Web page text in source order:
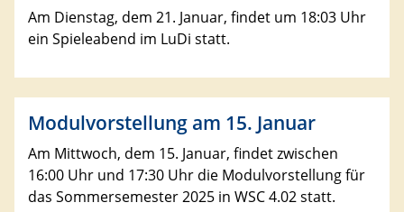
Am Dienstag, dem 21. Januar, findet um 18:03 Uhr
ein Spieleabend im LuDi statt.
Modulvorstellung am 15. Januar
Am Mittwoch, dem 15. Januar, findet zwischen
16:00 Uhr und 17:30 Uhr die Modulvorstellung für
das Sommersemester 2025 in WSC 4.02 statt.